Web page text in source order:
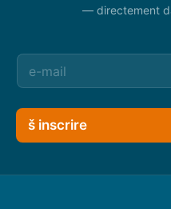
— directement
š inscrire